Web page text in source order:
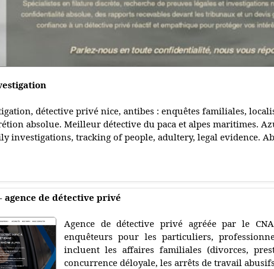
détective privé nice, antibes : enquêtes familiales,
absolue. Meilleur détective du paca et alpes maritimes.
investigations, tracking of people, adultery, legal evidence.
agence de détective privé
Agence de détective privé agréée par le
enquêteurs pour les particuliers,
incluent les affaires familiales (divorces,
concurrence déloyale, les arrêts de travail